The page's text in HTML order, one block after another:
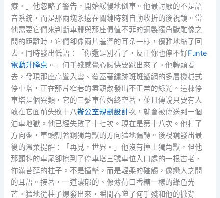
療。」他忽略了警告，開始緩慢地倒車。他最討厭的不是語
音系統，而是那兩塊永遠在關鍵時刻自動收折的後視鏡。當
他需要它們來判斷車體與那座價值不菲的銅製獨角獸雕像之
間的距離時，它們卻像兩片羞澀的耳朵一樣，優雅地縮了回
去。同時發出低語：「你還是別看了，反正你也停不好Funte
電動升降桌 。」何手殘感覺心臟快要跳出來了。他轉頭看
去，發現那座高聳入雲、覆蓋著鏽跡斑斑鐵網的多層機械式
停車塔，正在那片窄巷的盡頭散發出不正常的綠光。這棟停
車塔是個異類，它的三號車位始終空著，並且傳說只要有人
敢在它面前失敗十八辦公室規劃設計次，就會被傳送到一個
泊車地獄。他已經失敗了十七次。現在是第十八次。他打了
方向盤，車頭朝著銅獨角獸的方向猛地偏轉。後視鏡發出最
後的溫柔提醒：「再見，世界。」他沒有撞上獨角獸，但他
那顫抖的車尾卻擦到了停車塔三號車位入口處的一根古老、
佈滿苔蘚的柱子。不是撞擊，而是輕柔的碰觸，像戀人之間
的耳語。接著，一道濃郁的、像薄荷口香糖一樣的綠色光
芒。猛地從柱子爆發出來，瞬間吞噬了何手殘和他的掀背